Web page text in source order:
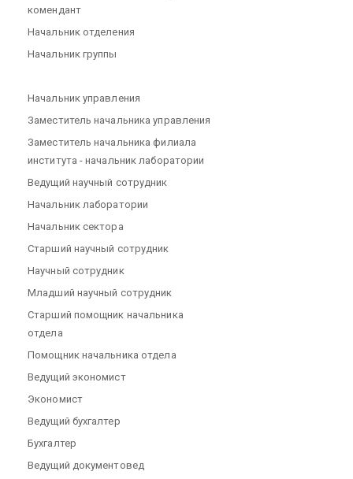
комендант
Начальник отделения
Начальник группы
Начальник управления
Заместитель начальника управления
Заместитель начальника филиала
института - начальник лаборатории
Ведущий научный сотрудник
Начальник лаборатории
Начальник сектора
Старший научный сотрудник
Научный сотрудник
Младший научный сотрудник
Старший помощник начальника
отдела
Помощник начальника отдела
Ведущий экономист
Экономист
Ведущий бухгалтер
Бухгалтер
Ведущий документовед